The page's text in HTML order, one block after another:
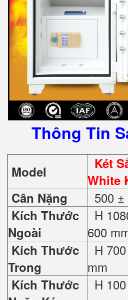
Thông Tin
Model
Két
White
Cân Nặng
500
Kích Thước
Ngoài
H
600
Kích Thước
Trong
H
mm
Kích Thước
H